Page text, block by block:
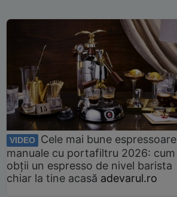
VIDEO
Cele mai bune espressoare
manuale cu portafiltru 2026: cum
obții un espresso de nivel barista
chiar la tine acasă adevarul.ro